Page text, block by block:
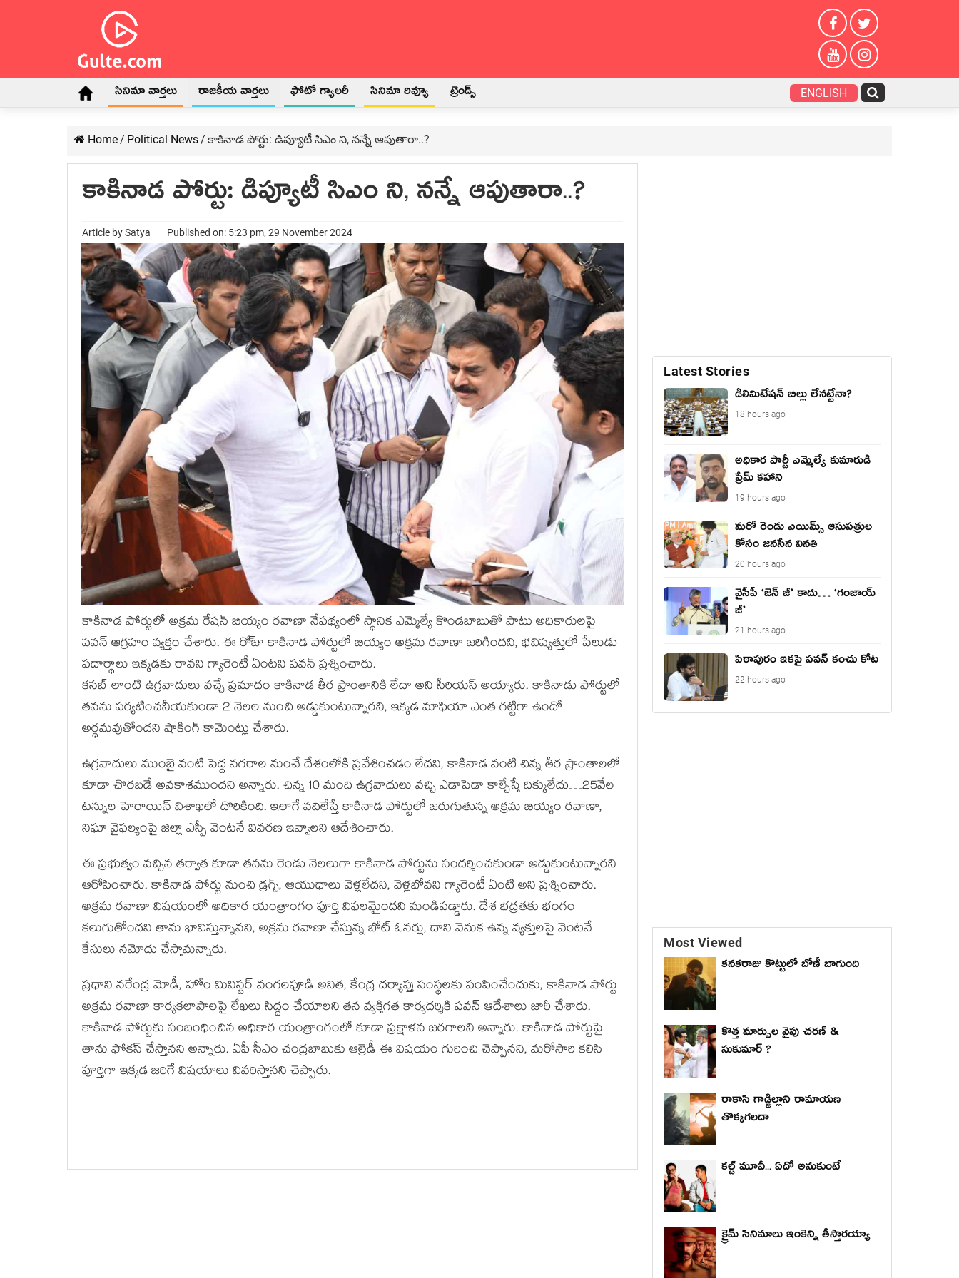
సినిమా వార్తలు రాజకీయ వార్తలు ఫోటో గ్యాలరీ సినిమా రివ్యూ ట్రెండ్స్ ENGLISH
Home/ Political News/ కాకినాడ పోర్టు: డిప్యూటీ సిఎం ని, నన్నే ఆపుతారా..?
కాకినాడ పోర్టు: డిప్యూటీ సిఎం ని, నన్నే ఆపుతారా..?
Article bySatya Published on: 5:23 pm, 29 November 2024
కాకినాడ పోర్టులో అక్రమ రేషన్ బియ్యం రవాణా నేపథ్యంలో స్థానిక ఎమ్మెల్యే కొండబాబుతో పాటు అధికారులపై
పవన్ ఆగ్రహం వ్యక్తం చేశారు. ఈ రో్జు కాకినాడ పోర్టులో బియ్యం అక్రమ రవాణా జరిగిందని, భవిష్యత్తులో పేలుడు
పదార్థాలు ఇక్కడకు రావని గ్యారెంటీ ఏంటని పవన్ ప్రశ్నించారు.
కసబ్ లాంటి ఉగ్రవాదులు వచ్చే ప్రమాదం కాకినాడ తీర ప్రాంతానికి లేదా అని సీరియస్ అయ్యారు. కాకినాడు పోర్టులో
తనను పర్యటించనీయకుండా 2 నెలల నుంచి అడ్డుకుంటున్నారని, ఇక్కడ మాఫియా ఎంత గట్టిగా ఉందో
అర్థమవుతోందని షాకింగ్ కామెంట్లు చేశారు.
ఉగ్రవాదులు ముంబై వంటి పెద్ద నగరాల నుంచే దేశంలోకి ప్రవేశించడం లేదని, కాకినాడ వంటి చిన్న తీర ప్రాంతాలలో
కూడా చొరబడే అవకాశముందని అన్నారు. చిన్న 10 మంది ఉగ్రవాదులు వచ్చి ఎడాపెడా కాల్చేస్తే దిక్కులేదు…25వేల
టన్నుల హెరాయిన్ విశాఖలో దొరికింది. ఇలాగే వదిలేస్తే కాకినాడ పోర్టులో జరుగుతున్న అక్రమ బియ్యం రవాణా,
నిఘా వైఫల్యంపై జిల్లా ఎస్పీ వెంటనే వివరణ ఇవ్వాలని ఆదేశించారు.
ఈ ప్రభుత్వం వచ్చిన తర్వాత కూడా తనను రెండు నెలలుగా కాకినాడ పోర్టును సందర్శించకుండా అడ్డుకుంటున్నారని
ఆరోపించారు. కాకినాడ పోర్టు నుంచి డ్రగ్స్, ఆయుధాలు వెళ్లలేదని, వెళ్లబోవని గ్యారెంటీ ఏంటి అని ప్రశ్నించారు.
అక్రమ రవాణా విషయంలో అధికార యంత్రాంగం పూర్తి విఫలమైందని మండిపడ్డారు. దేశ భద్రతకు భంగం
కలుగుతోందని తాను భావిస్తున్నానని, అక్రమ రవాణా చేస్తున్న బోట్ ఓనర్లు, దాని వెనుక ఉన్న వ్యక్తులపై వెంటనే
కేసులు నమోదు చేస్తామన్నారు.
ప్రధాని నరేంద్ర మోడీ, హోం మినిస్టర్ వంగలపూడి అనిత, కేంద్ర దర్యాప్తు సంస్థలకు పంపించేందుకు, కాకినాడ పోర్టు
అక్రమ రవాణా కార్యకలాపాలపై లేఖలు సిద్ధం చేయాలని తన వ్యక్తిగత కార్యదర్శికి పవన్ ఆదేశాలు జారీ చేశారు.
కాకినాడ పోర్టుకు సంబంధించిన అధికార యంత్రాంగంలో కూడా ప్రక్షాళన జరగాలని అన్నారు. కాకినాడ పోర్టుపై
తాను ఫోకస్ చేస్తానని అన్నారు. ఏపీ సీఎం చంద్రబాబుకు ఆల్రెడీ ఈ విషయం గురించి చెప్పానని, మరోసారి కలిసి
పూర్తిగా ఇక్కడ జరిగే విషయాలు వివరిస్తానని చెప్పారు.
Latest Stories
డీలిమిటేషన్ బిల్లు లేన‌ట్టేనా?
18 hours ago
అధికార పార్టీ ఎమ్మెల్యే కుమారుడి
ప్రేమ్ కహాని
19 hours ago
మరో రెండు ఎయిమ్స్ ఆసుపత్రుల
కోసం జనసేన వినతి
20 hours ago
వైసీపీ ‘జెన్ జీ’ కాదు… ‘గంజాయ్
జీ’
21 hours ago
పిఠాపురం ఇకపై పవన్ కంచు కోట
22 hours ago
Most Viewed
కనకరాజు కొట్టులో బోణీ బాగుంది
కొత్త మార్పుల వైపు చరణ్ &
సుకుమార్ ?
రాకాసి గాడ్జిల్లాని రామాయణ
తొక్కగలదా
కల్ట్ మూవీ... ఏదో అనుకుంటే
క్రైమ్ సినిమాలు ఇంకెన్ని తీస్తారయ్యా